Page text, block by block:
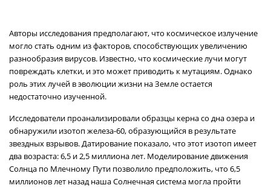
Авторы исследования предполагают, что космическое излучение
могло стать одним из факторов, способствующих увеличению
разнообразия вирусов. Известно, что космические лучи могут
повреждать клетки, и это может приводить к мутациям. Однако
роль этих лучей в эволюции жизни на Земле остается
недостаточно изученной.
Исследователи проанализировали образцы керна со дна озера и
обнаружили изотоп железа-60, образующийся в результате
звездных взрывов. Датирование показало, что этот изотоп имеет
два возраста: 6,5 и 2,5 миллиона лет. Моделирование движения
Солнца по Млечному Пути позволило предположить, что 6,5
миллионов лет назад наша Солнечная система могла пройти